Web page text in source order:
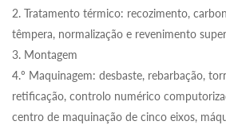
2. Tratamento térmico: recozimento,
têmpera, normalização e revenimento
3. Montagem
4.º Maquinagem: desbaste, rebarbação,
retificação, controlo numérico
centro de maquinação de cinco eixos,